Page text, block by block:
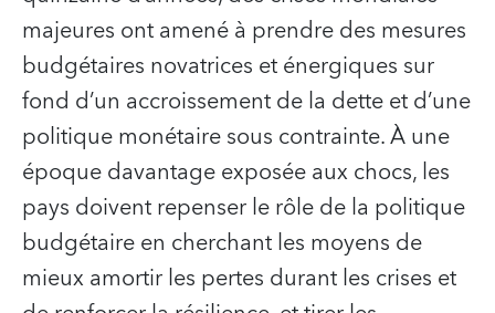
majeures ont amené à prendre des mesures
budgétaires novatrices et énergiques sur
fond d’un accroissement de la dette et d’une
politique monétaire sous contrainte. À une
époque davantage exposée aux chocs, les
pays doivent repenser le rôle de la politique
budgétaire en cherchant les moyens de
mieux amortir les pertes durant les crises et